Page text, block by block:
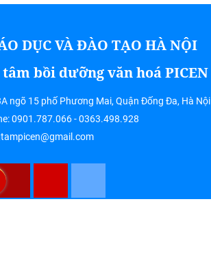
DỤC VÀ ĐÀO TẠO HÀ NỘI
bồi dưỡng văn hoá PICEN
ngõ 15 phố Phương Mai, Quận Đống Đa, Hà Nội
0901.787.066 - 0363.498.928